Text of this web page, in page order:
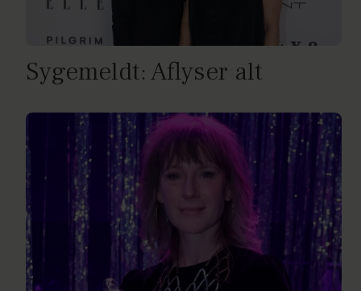
Sygemeldt: Aflyser alt